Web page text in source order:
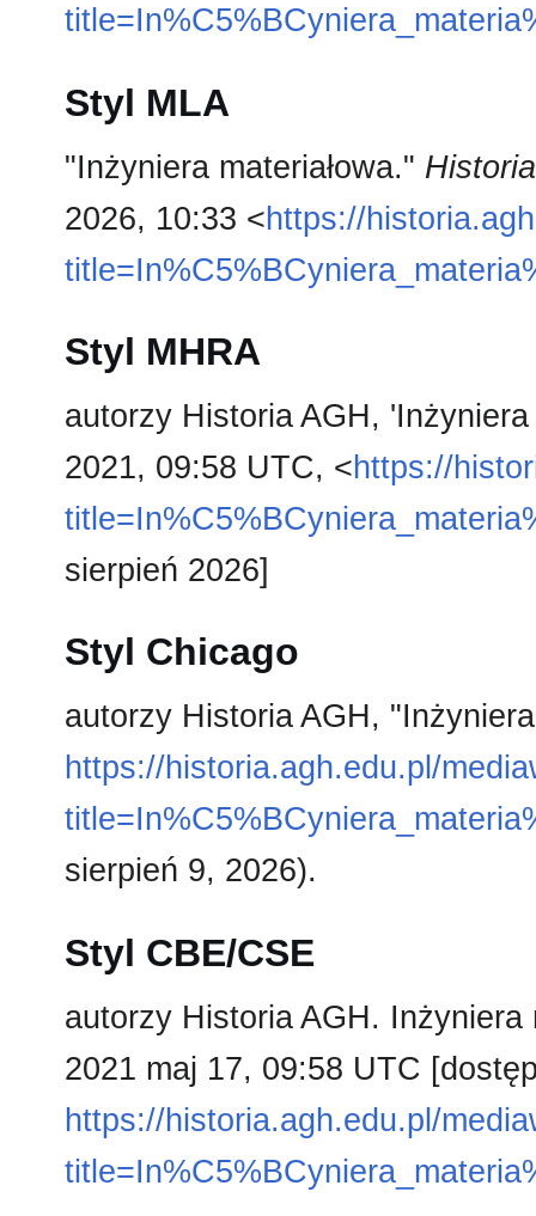
Styl MLA
"Inżyniera materiałowa."
2026, 10:33 <https://
Styl MHRA
autorzy Historia AGH,
2021, 09:58 UTC, <https://
sierpień 2026]
Styl Chicago
autorzy Historia AGH,
https://historia.agh.edu.pl/
sierpień 9, 2026).
Styl CBE/CSE
autorzy Historia AGH.
2021 maj 17, 09:58 UTC
https://historia.agh.edu.pl/